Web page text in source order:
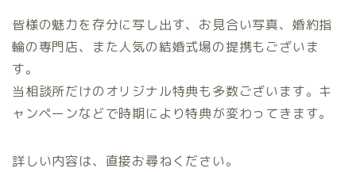
皆様の魅力を存分に写し出す、お見合い写真、婚約指
輪の専門店、また人気の結婚式場の提携もございま
す。
当相談所だけのオリジナル特典も多数ございます。キ
ャンペーンなどで時期により特典が変わってきます。
詳しい内容は、直接お尋ねください。